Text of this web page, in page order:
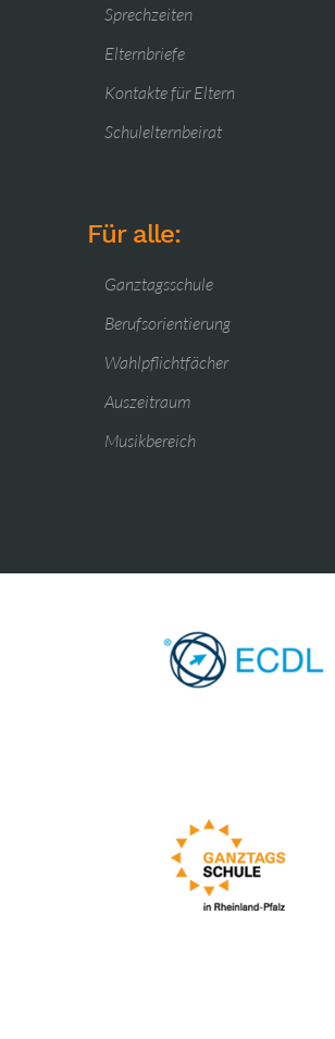
Sprechzeiten
Elternbriefe
Kontakte für Eltern
Schulelternbeirat
Für alle:
Ganztagsschule
Berufsorientierung
Wahlpflichtfächer
Auszeitraum
Musikbereich